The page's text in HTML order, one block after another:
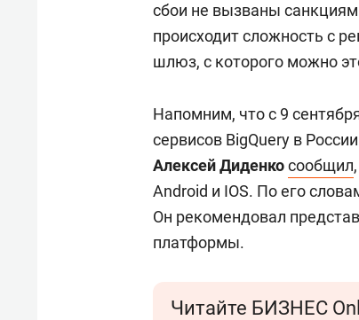
сбои не вызваны
происходит сложность с
шлюз, с которого можно
Напомним, что с 9
сервисов BigQuery в
Алексей Диденкосообщил
Android и IOS. По его
Он рекомендовал
платформы.
Читайте БИЗНЕС